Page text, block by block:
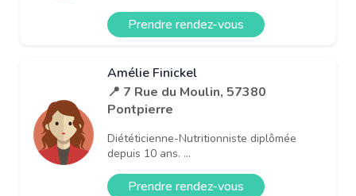
Prendre rendez-vous
Amélie Finickel
📍 7 Rue du Moulin, 57380
Pontpierre
Diététicienne-Nutritionniste diplômée
depuis 10 ans. ...
Prendre rendez-vous